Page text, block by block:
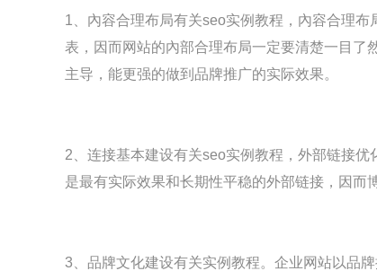
1、內容合理布局有关seo实例教程，內容合理
表，因而网站的內部合理布局一定要清楚一目了
主导，能更强的做到品牌推广的实际效果。
2、连接基本建设有关seo实例教程，外部链接
是最有实际效果和长期性平稳的外部链接，因而
3、品牌文化建设有关实例教程。企业网站以品